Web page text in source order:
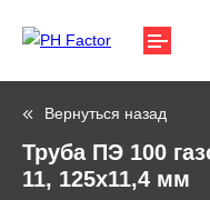
Вернуться назад
Труба ПЭ 100
11, 125х11,4 мм